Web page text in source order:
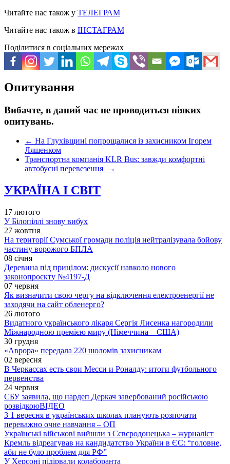
Читайте нас також у ТЕЛЕГРАМ
Читайте нас також в ІНСТАГРАМ
Поділитися в соціальних мережах
Опитування
Вибачте, в даний час не проводиться ніяких
опитувань.
← На Глухівщині попрощалися із захисником Ігорем
Ляшенком
Транспортна компанія KLR Bus: завжди комфортні
автобусні перевезення
→
УКРАЇНА І СВІТ
17 лютого
У Білопіллі знову вибух
27 жовтня
На території Сумської громади поліція нейтралізувала бойову
частину ворожого БПЛА
08 січня
Деревина під прицілом: дискусії навколо нового
законопроєкту №4197-Д
07 червня
Як визначити свою чергу на відключення електроенергії не
заходячи на сайт обленерго?
26 лютого
Видатного українського лікаря Сергія Лисенка нагородили
Міжнародною премією миру (Німеччина – США)
30 грудня
«Аврора» передала 220 шоломів захисникам
02 вересня
В Черкассах есть свои Месси и Роналду: итоги футбольного
первенства
24 червня
СБУ заявила, що нардеп Деркач завербований російською
розвідкоюВІДЕО
З 1 вересня в українських школах планують розпочати
переважно очне навчання – ОП
Українські військові вийшли з Сєвєродонецька – журналіст
Кремль відреагував на кандидатство України в ЄС: “головне,
аби не було проблем для РФ”
У Херсоні підірвали колаборанта